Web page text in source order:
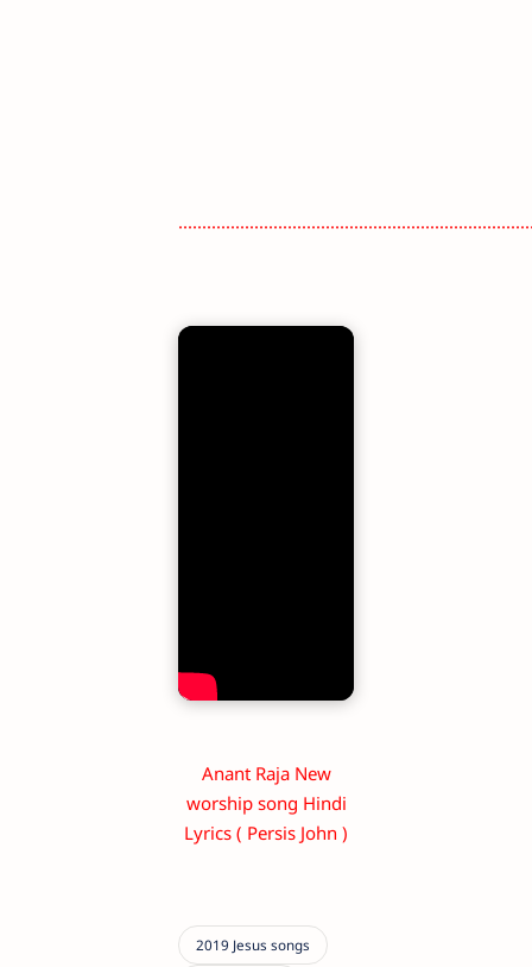
Anant Raja New
worship song Hindi
Lyrics ( Persis John )